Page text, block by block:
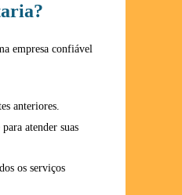
empresa confiável
anteriores.
atender suas
os serviços